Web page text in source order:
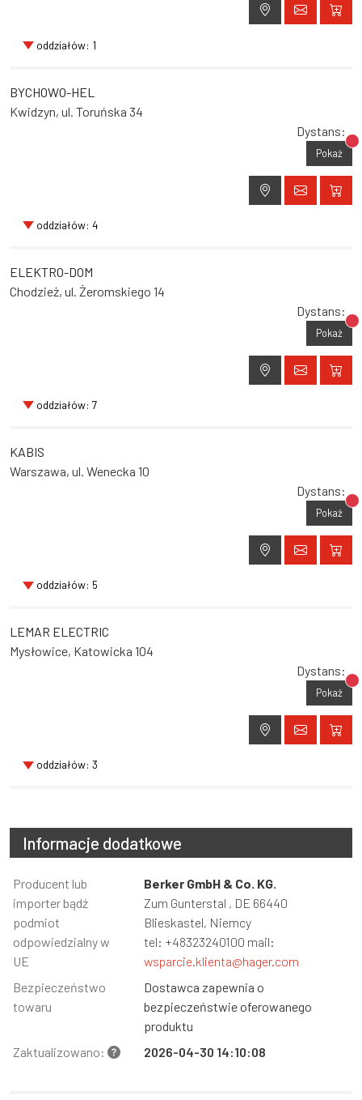
oddziałów: 1
BYCHOWO-HEL
Kwidzyn, ul. Toruńska 34
Dystans:
Pokaż
oddziałów: 4
ELEKTRO-DOM
Chodzież, ul. Żeromskiego 14
Dystans:
Pokaż
oddziałów: 7
KABIS
Warszawa, ul. Wenecka 10
Dystans:
Pokaż
oddziałów: 5
LEMAR ELECTRIC
Mysłowice, Katowicka 104
Dystans:
Pokaż
oddziałów: 3
Informacje dodatkowe
Informacja
Wartość
Producent lub
importer bądź
podmiot
odpowiedzialny w
UE
Berker GmbH & Co. KG.
Zum Gunterstal , DE 66440
Blieskastel, Niemcy
tel: +48323240100 mail:
wsparcie.klienta@hager.com
Bezpieczeństwo
towaru
Dostawca zapewnia o
bezpieczeństwie oferowanego
produktu
Zaktualizowano:
2026-04-30 14:10:08